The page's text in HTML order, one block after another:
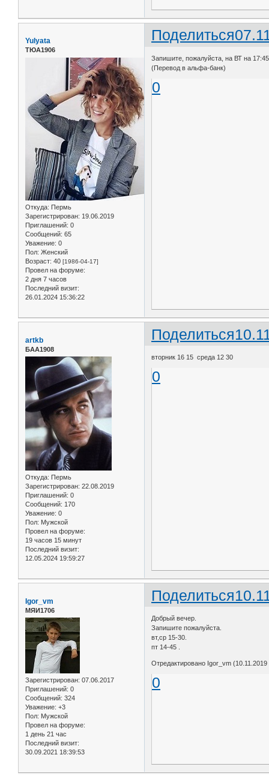
Поделиться
Yulyata
ТЮА1906
Откуда: Пермь
Зарегистрирован: 19.06.2019
Приглашений: 0
Сообщений: 65
Уважение: 0
Пол: Женский
Возраст: 40 [1986-04-17]
Провел на форуме:
2 дня 7 часов
Последний визит:
26.01.2024 15:36:22
Запишите, пожалуйста, на ВТ на
(Перевод в альфа-банк)
0
Поделиться
artkb
БАА1908
Откуда: Пермь
Зарегистрирован: 22.08.2019
Приглашений: 0
Сообщений: 170
Уважение: 0
Пол: Мужской
Провел на форуме:
19 часов 15 минут
Последний визит:
12.05.2024 19:59:27
вторник 16 15 среда 12 30
0
Поделиться
Igor_vm
МЯИ1706
Зарегистрирован: 07.06.2017
Приглашений: 0
Сообщений: 324
Уважение: +3
Пол: Мужской
Провел на форуме:
1 день 21 час
Последний визит:
30.09.2021 18:39:53
Добрый вечер.
Запишите пожалуйста.
вт,ср 15-30.
пт 14-45 .
Отредактировано Igor_vm (10.11.2019
0